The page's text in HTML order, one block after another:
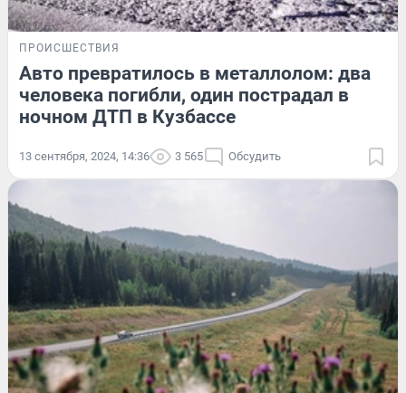
ПРОИСШЕСТВИЯ
Авто превратилось в металлолом: два
человека погибли, один пострадал в
ночном ДТП в Кузбассе
13 сентября, 2024, 14:36 3 565 Обсудить